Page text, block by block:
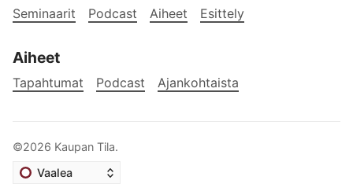
Seminaarit
Podcast Aiheet Esittely
Aiheet
Tapahtumat Podcast Ajankohtaista
©2026 Kaupan Tila.